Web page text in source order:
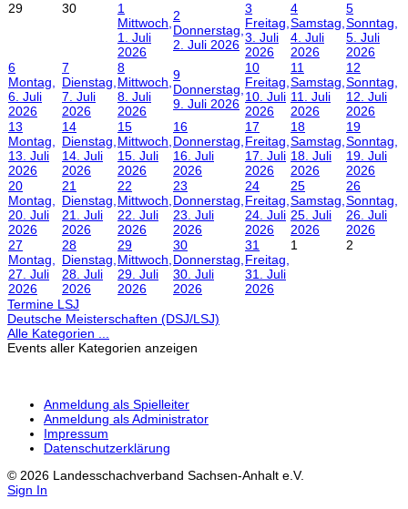
29
30
1
Mittwoch,
1. Juli
2026
2
Donnerstag,
2. Juli 2026
3
Freitag,
3. Juli
2026
4
Samstag,
4. Juli
2026
5
Sonntag,
5. Juli
2026
6
Montag,
6. Juli
2026
7
Dienstag,
7. Juli
2026
8
Mittwoch,
8. Juli
2026
9
Donnerstag,
9. Juli 2026
10
Freitag,
10. Juli
2026
11
Samstag,
11. Juli
2026
12
Sonntag,
12. Juli
2026
13
Montag,
13. Juli
2026
14
Dienstag,
14. Juli
2026
15
Mittwoch,
15. Juli
2026
16
Donnerstag,
16. Juli
2026
17
Freitag,
17. Juli
2026
18
Samstag,
18. Juli
2026
19
Sonntag,
19. Juli
2026
20
Montag,
20. Juli
2026
21
Dienstag,
21. Juli
2026
22
Mittwoch,
22. Juli
2026
23
Donnerstag,
23. Juli
2026
24
Freitag,
24. Juli
2026
25
Samstag,
25. Juli
2026
26
Sonntag,
26. Juli
2026
27
Montag,
27. Juli
2026
28
Dienstag,
28. Juli
2026
29
Mittwoch,
29. Juli
2026
30
Donnerstag,
30. Juli
2026
31
Freitag,
31. Juli
2026
1 2
Termine LSJ
Deutsche Meisterschaften (DSJ/LSJ)
Alle Kategorien ...
Events aller Kategorien anzeigen
Anmeldung als Spielleiter
Anmeldung als Administrator
Impressum
Datenschutzerklärung
© 2026 Landesschachverband Sachsen-Anhalt e.V.
Sign In